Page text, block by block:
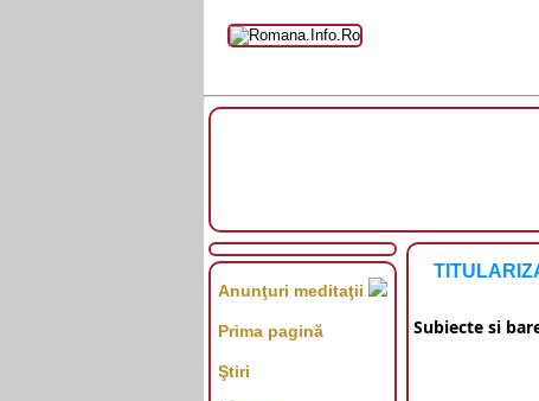
Subiecte si
Anunţuri meditaţii
Prima pagină
Ştiri